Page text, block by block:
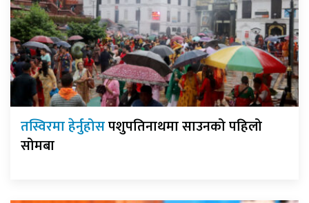
तस्विरमा हेर्नुहोसपशुपतिनाथमा साउनको पहिलो
सोमबा